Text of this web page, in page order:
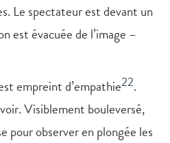
Le spectateur est devant un
est évacuée de l’image –
empreint d’empathie22.
Visiblement bouleversé,
pour observer en plongée les